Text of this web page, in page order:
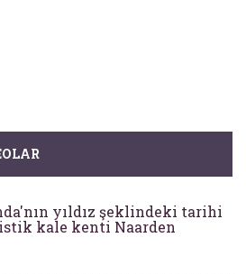
yıldız şeklindeki tarihi
kale kenti Naarden